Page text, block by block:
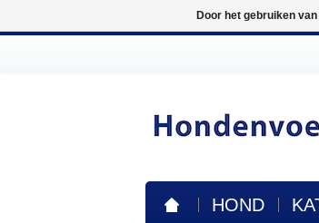
HOND
Door het gebruiken